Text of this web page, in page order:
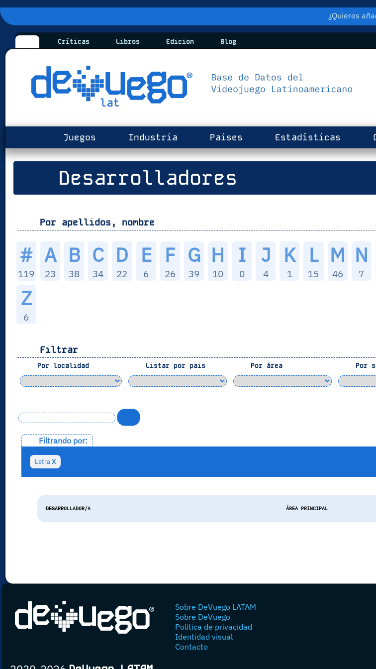
¿Quieres
Críticas Libros Edición Blog
Juegos Industria Paises Estadísticas
Desarrolladores
Por apellidos, nombre
#
119
A
23
B
38
C
34
D
22
E
6
F
26
G
39
H
10
I
0
J
4
K
1
L
15
M
46
N
7
Z
6
Filtrar
Por localidad Listar por pais Por área Por
Filtrando por:
LetraX
DESARROLLADOR/A ÁREA PRINCIPAL
Sobre DeVuego LATAM
Sobre DeVuego
Política de privacidad
Identidad visual
Contacto